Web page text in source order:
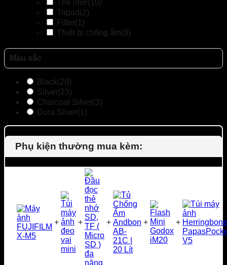
Thẻ nhớ(10)
Tripod (2)
Filter(1)
Thiết bị chống ấm(3)
Màu sắc
Black(29)
Silver(23)
Charcoal Silver(3)
Dura Silver(1)
Phụ kiện thường mua kèm:
+ + + + +